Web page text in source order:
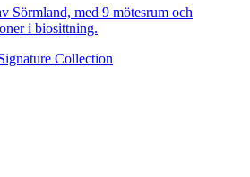
Sörmland, med 9 mötesrum och
i biosittning.
Collection